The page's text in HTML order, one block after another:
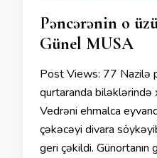
Pəncərənin o
Günel MUSA
Post Views: 77 Nazilə
qurtaranda biləklərində
Vedrəni ehmalca
çəkəcəyi divara
geri çəkildi.